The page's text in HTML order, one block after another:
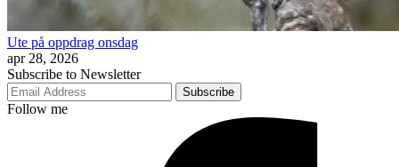
Ute på oppdrag onsdag
apr 28, 2026
Subscribe to Newsletter
Subscribe
Follow me